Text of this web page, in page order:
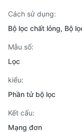
Cách sử dụng:
Bộ lọc chất lỏng, Bộ
Mẫu số:
Lọc
kiểu:
Phần tử bộ lọc
Kết cấu:
Mạng đơn